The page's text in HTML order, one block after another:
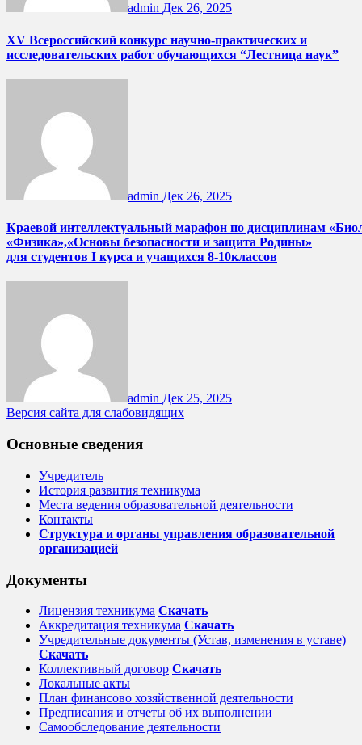
admin Дек 26, 2025
XV Всероссийский конкурс научно-практических и
исследовательских работ обучающихся “Лестница наук”
admin Дек 26, 2025
Краевой интеллектуальный марафон по дисциплинам
«Физика»,«Основы безопасности и защита Родины»
для студентов I курса и учащихся 8-10классов
admin Дек 25, 2025
Версия сайта для слабовидящих
Основные сведения
Учредитель
История развития техникума
Места ведения образовательной деятельности
Контакты
Структура и органы управления образовательной
организацией
Документы
Лицензия техникума Скачать
Аккредитация техникума Скачать
Учредительные документы (Устав, изменения в уставе)
Скачать
Коллективный договор Cкачать
Локальные акты
План финансово хозяйственной деятельности
Предписания и отчеты об их выполнении
Самообследование деятельности